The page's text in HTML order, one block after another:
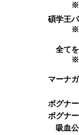
※
碩学王
※
全て
※
マーナ
ボグナ
ボグナ
吸血